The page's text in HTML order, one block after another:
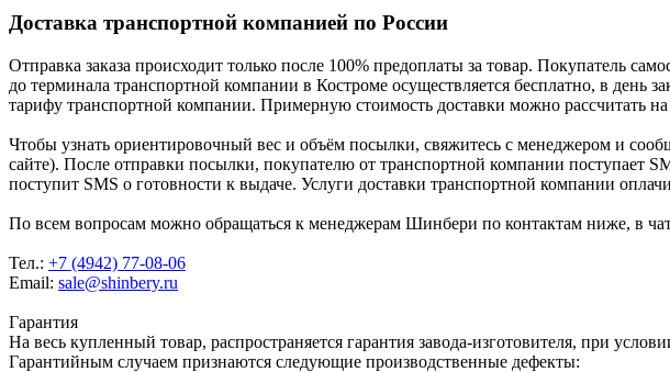
Доставка транспортной компанией по России
Отправка заказа происходит только после 100% предоплаты за товар. Покупатель
до терминала транспортной компании в Костроме осуществляется бесплатно, в день
тарифу транспортной компании. Примерную стоимость доставки можно рассчитать
Чтобы узнать ориентировочный вес и объём посылки, свяжитесь с менеджером и
сайте). После отправки посылки, покупателю от транспортной компании поступает
поступит SMS о готовности к выдаче. Услуги доставки транспортной компании
По всем вопросам можно обращаться к менеджерам Шинбери по контактам ниже, в
Тел.: +7 (4942) 77-08-06
Email: sale@shinbery.ru
Гарантия
На весь купленный товар, распространяется гарантия завода-изготовителя, при
Гарантийным случаем признаются следующие производственные дефекты: